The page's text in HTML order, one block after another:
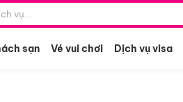
sạn Vé vui chơi Dịch vụ visa